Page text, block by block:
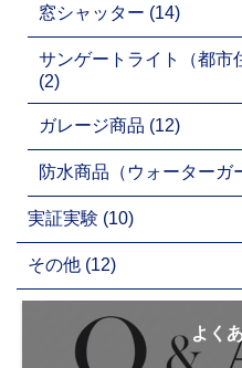
窓シャッター (14)
サンゲートライト（都市
(2)
ガレージ商品 (12)
防水商品（ウォーターガ
実証実験 (10)
その他 (12)
よく